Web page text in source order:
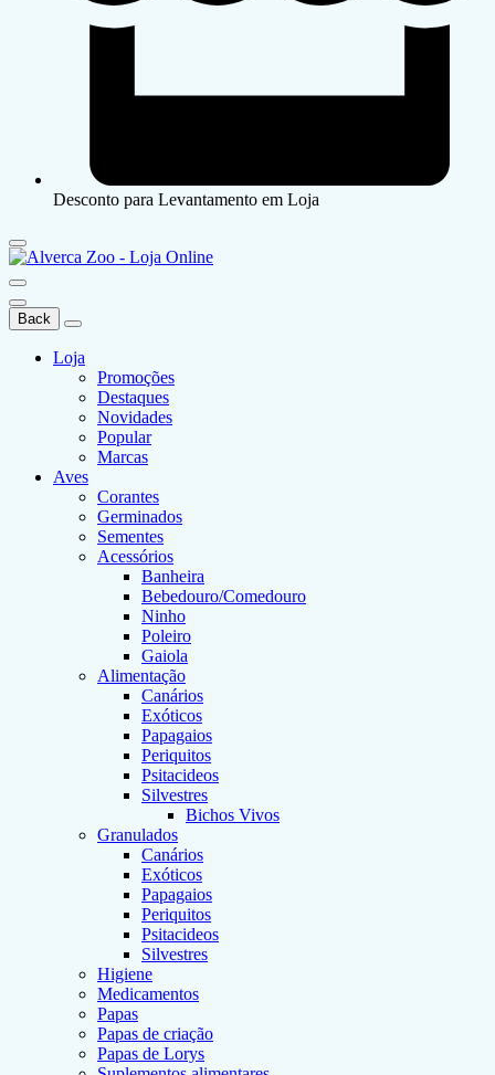
Desconto para Levantamento em Loja
Back
Loja
Promoções
Destaques
Novidades
Popular
Marcas
Aves
Corantes
Germinados
Sementes
Acessórios
Banheira
Bebedouro/Comedouro
Ninho
Poleiro
Gaiola
Alimentação
Canários
Exóticos
Papagaios
Periquitos
Psitacideos
Silvestres
Bichos Vivos
Granulados
Canários
Exóticos
Papagaios
Periquitos
Psitacideos
Silvestres
Higiene
Medicamentos
Papas
Papas de criação
Papas de Lorys